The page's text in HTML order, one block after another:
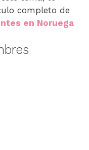
completo de
en Noruega